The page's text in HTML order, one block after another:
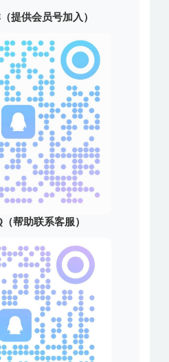
提供会员号加入）
帮助联系客服）